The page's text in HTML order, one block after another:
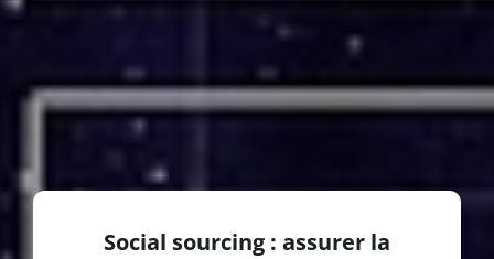
Social sourcing : assurer la